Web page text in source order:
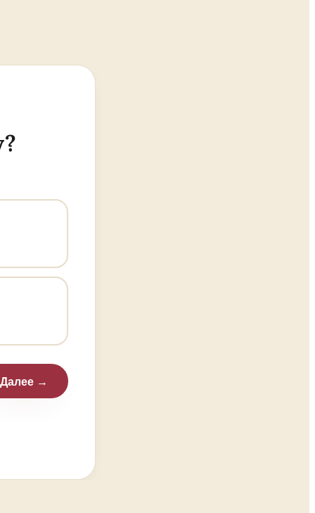
Далее →